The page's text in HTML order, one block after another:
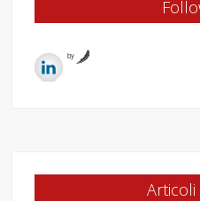
by